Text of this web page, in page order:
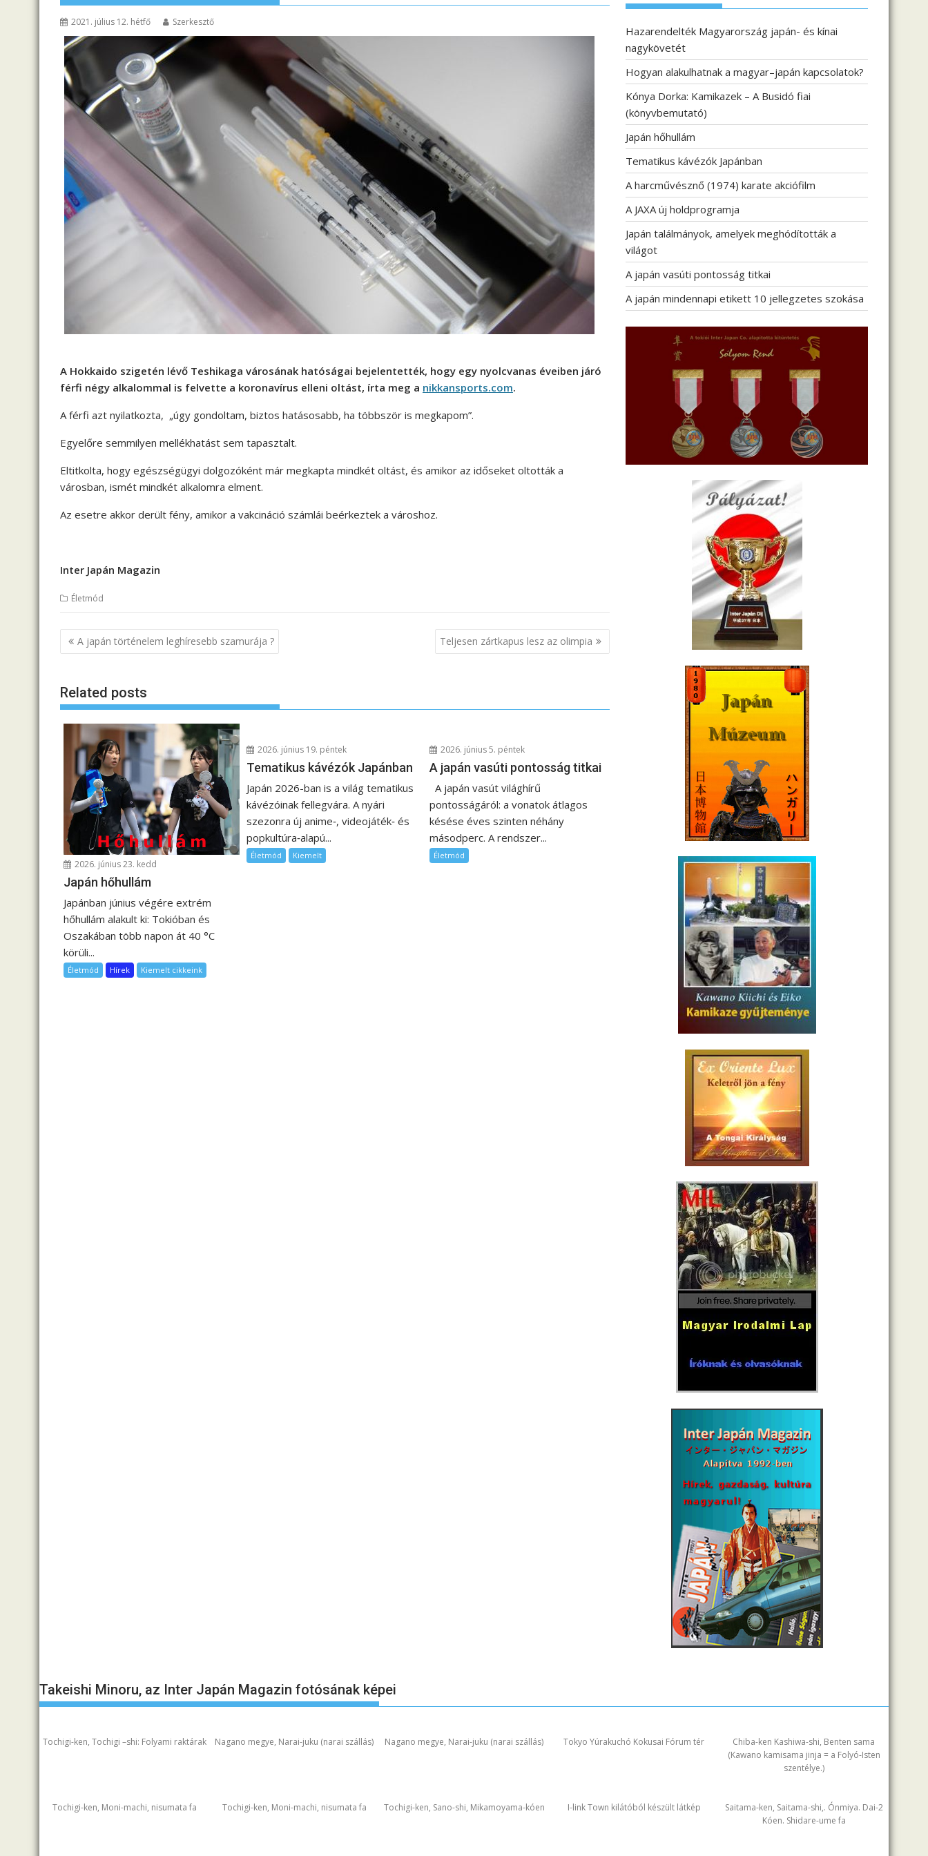
2021. július 12. hétfő Szerkesztő
A Hokkaido szigetén lévő Teshikaga városának hatóságai bejelentették, hogy egy nyolcvanas éveiben járó
férfi négy alkalommal is felvette a koronavírus elleni oltást, írta meg a nikkansports.com.
A férfi azt nyilatkozta, „úgy gondoltam, biztos hatásosabb, ha többször is megkapom”.
Egyelőre semmilyen mellékhatást sem tapasztalt.
Eltitkolta, hogy egészségügyi dolgozóként már megkapta mindkét oltást, és amikor az időseket oltották a
városban, ismét mindkét alkalomra elment.
Az esetre akkor derült fény, amikor a vakcináció számlái beérkeztek a városhoz.
Inter Japán Magazin
Életmód
B
e
e
g
v
i
g
á
c
i
ó
A japán történelem leghíresebb szamurája ? Teljesen zártkapus lesz az olimpia
Related posts
2026. június 23. kedd
Japán hőhullám
Japánban június végére extrém
hőhullám alakult ki: Tokióban és
Oszakában több napon át 40 °C
körüli...
Életmód Hírek Kiemelt cikkeink
2026. június 19. péntek
Tematikus kávézók Japánban
Japán 2026-ban is a világ tematikus
kávézóinak fellegvára. A nyári
szezonra új anime‑, videojáték‑ és
popkultúra‑alapú...
Életmód Kiemelt
2026. június 5. péntek
A japán vasúti pontosság titkai
A japán vasút világhírű
pontosságáról: a vonatok átlagos
késése éves szinten néhány
másodperc. A rendszer...
Életmód
Hazarendelték Magyarország japán- és kínai
nagykövetét
Hogyan alakulhatnak a magyar–japán kapcsolatok?
Kónya Dorka: Kamikazek – A Busidó fiai
(könyvbemutató)
Japán hőhullám
Tematikus kávézók Japánban
A harcművésznő (1974) karate akciófilm
A JAXA új holdprogramja
Japán találmányok, amelyek meghódították a
világot
A japán vasúti pontosság titkai
A japán mindennapi etikett 10 jellegzetes szokása
Takeishi Minoru, az Inter Japán Magazin fotósának képei
Tochigi-ken, Tochigi –shi: Folyami raktárak Nagano megye, Narai-juku (narai szállás) Nagano megye, Narai-juku (narai szállás) Tokyo Yúrakuchó Kokusai Fórum tér
Chiba-ken Kashiwa-shi, Benten sama
(Kawano kamisama jinja = a Folyó-Isten
szentélye.)
Tochigi-ken, Moni-machi, nisumata fa Tochigi-ken, Moni-machi, nisumata fa Tochigi-ken, Sano-shi, Mikamoyama-kóen I-link Town kilátóból készült látkép
Saitama-ken, Saitama-shi,. Ónmiya. Dai-2
Kóen. Shidare-ume fa